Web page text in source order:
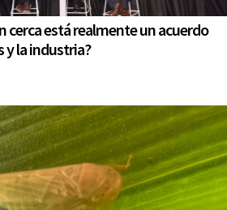
cerca está realmente un acuerdo
y la industria?